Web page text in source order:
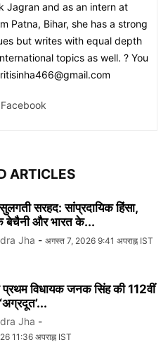
Jagran and as an intern at
Patna, Bihar, she has a strong
but writes with equal depth
topics as well. ? You
Facebook
ARTICLES
सरहद: सांप्रदायिक हिंसा,
बेचैनी और भारत के...
Jha - अगस्त 7, 2026 9:41 अपराह्न IST
प्रथम विधायक जनक सिंह की 112वीं
Jha -
11:36 अपराह्न IST